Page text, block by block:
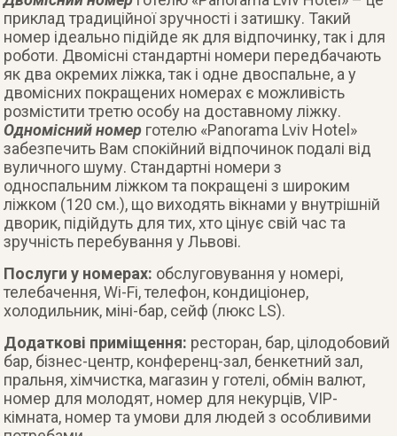
приклад традиційної зручності і затишку. Такий
номер ідеально підійде як для відпочинку, так і для
роботи. Двомісні стандартні номери передбачають
як два окремих ліжка, так і одне двоспальне, а у
двомісних покращених номерах є можливість
розмістити третю особу на доставному ліжку.
Одномісний номер готелю «Panorama Lviv Hotel»
забезпечить Вам спокійний відпочинок подалі від
вуличного шуму. Стандартні номери з
односпальним ліжком та покращені з широким
ліжком (120 см.), що виходять вікнами у внутрішній
дворик, підійдуть для тих, хто цінує свій час та
зручність перебування у Львові.
Послуги у номерах: обслуговування у номері,
телебачення, Wi-Fi, телефон, кондиціонер,
холодильник, міні-бар, сейф (люкс LS).
Додаткові приміщення: ресторан, бар, цілодобовий
бар, бізнес-центр, конференц-зал, бенкетний зал,
пральня, хімчистка, магазин у готелі, обмін валют,
номер для молодят, номер для некурців, VIP-
кімната, номер та умови для людей з особливими